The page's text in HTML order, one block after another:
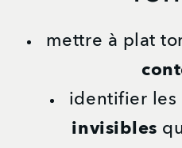
mettre à plat
identifier les
invisibles